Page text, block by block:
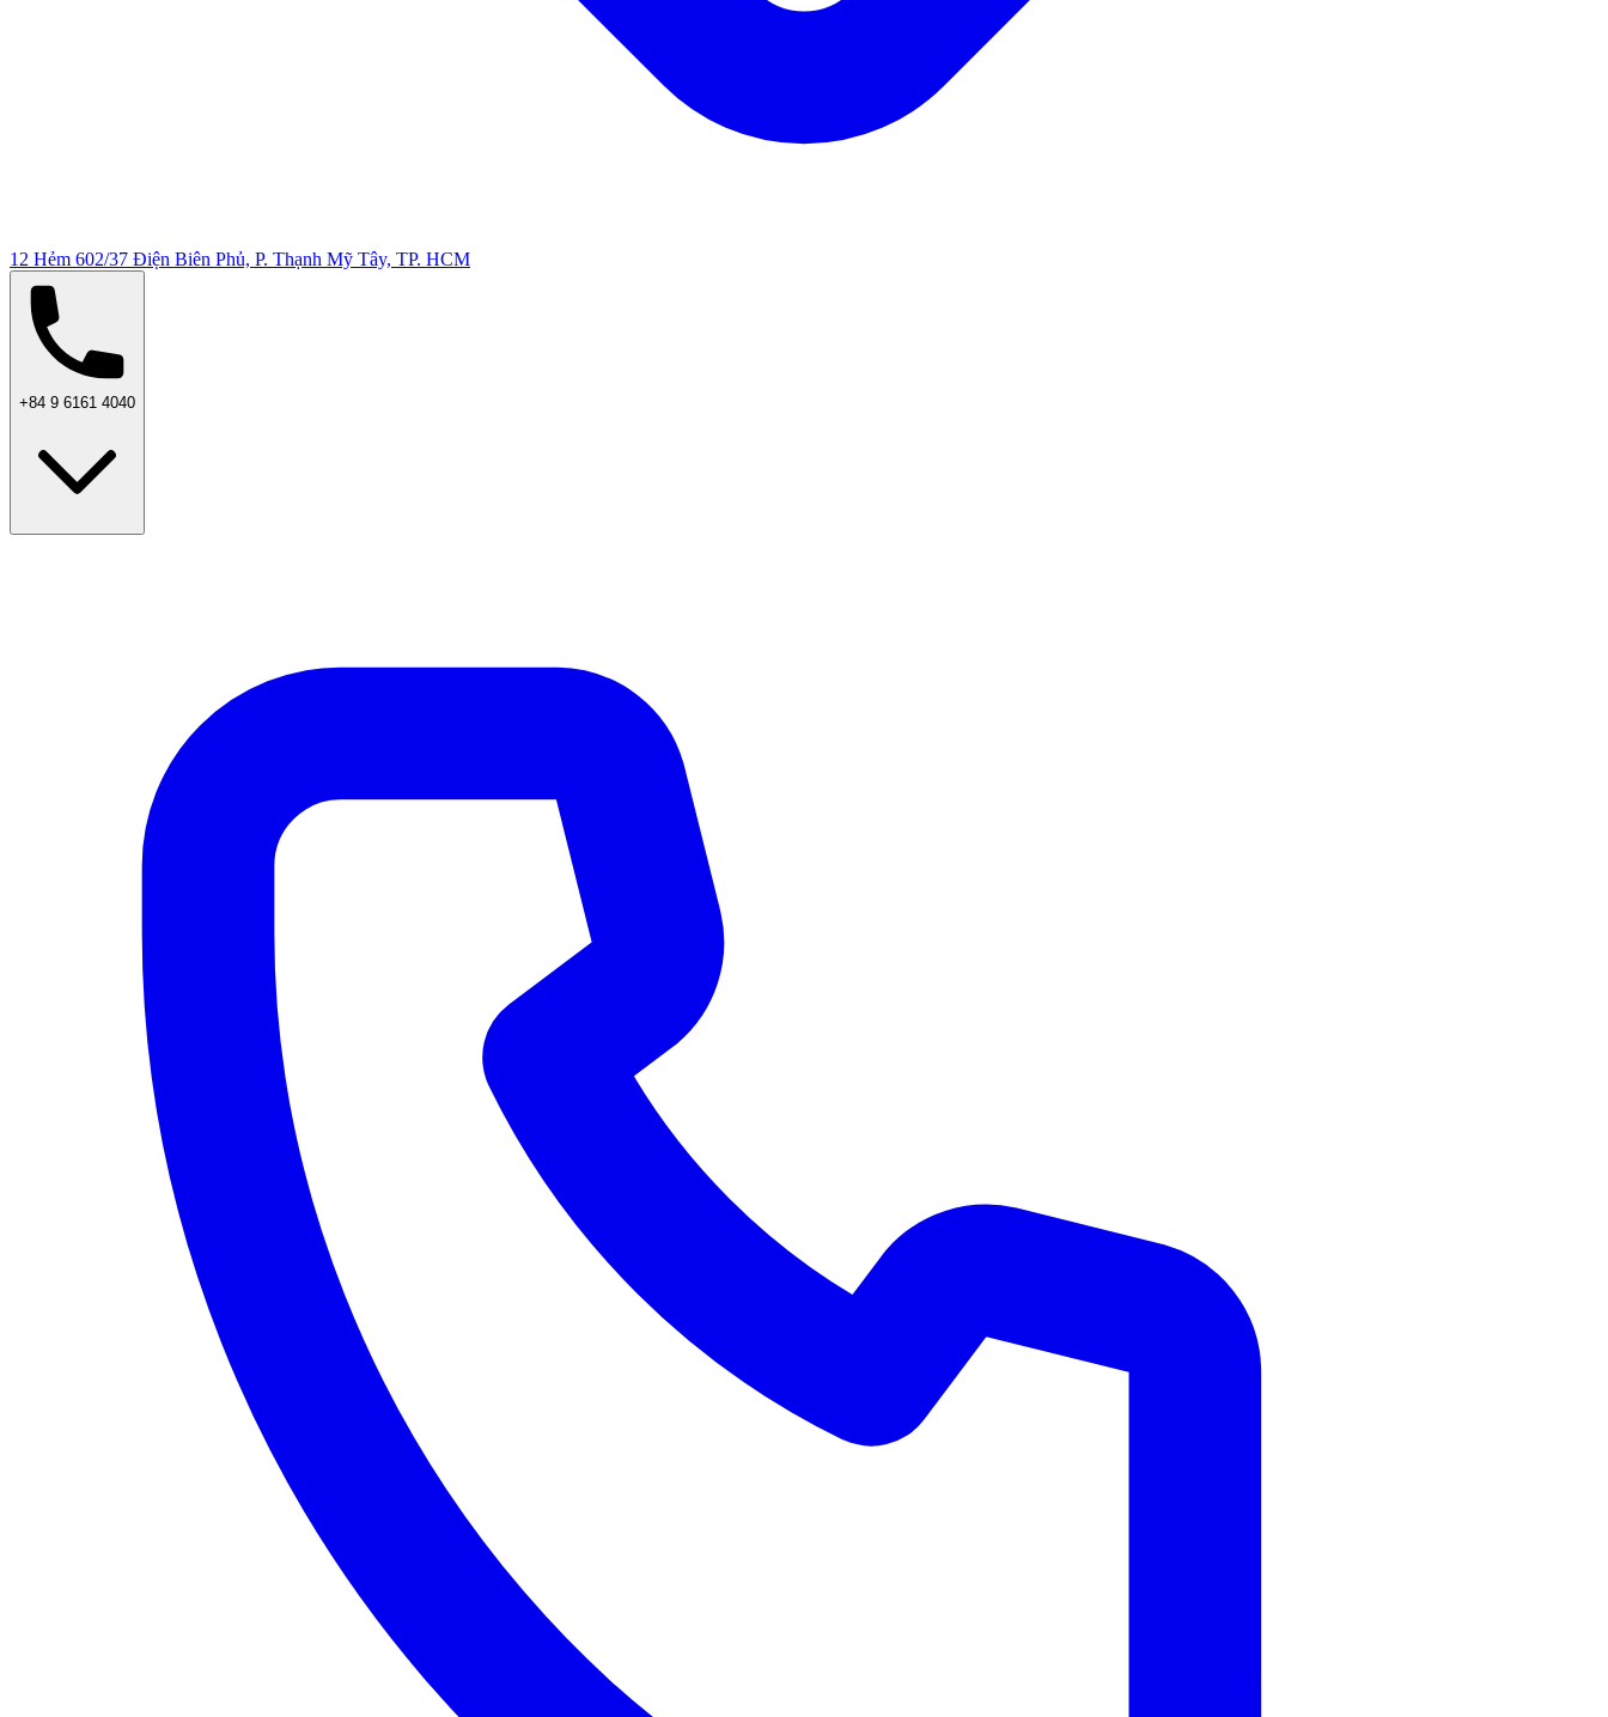
12 Hẻm 602/37 Điện Biên Phủ, P. Thạnh Mỹ Tây, TP. HCM
+84 9 6161 4040